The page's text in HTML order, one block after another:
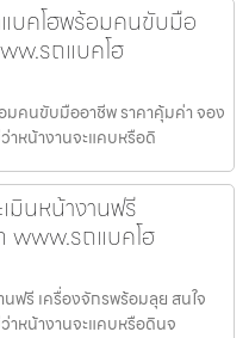
แบคโฮพร้อมคนขับมือ
รถแบคโฮ
มคนขับมืออาชีพ ราคาคุ้มค่า จอง
หน้างานจะแคบหรือดิ
มินหน้างานฟรี
www.รถแบคโฮ
ฟรี เครื่องจักรพร้อมลุย สนใจ
หน้างานจะแคบหรือดินจ